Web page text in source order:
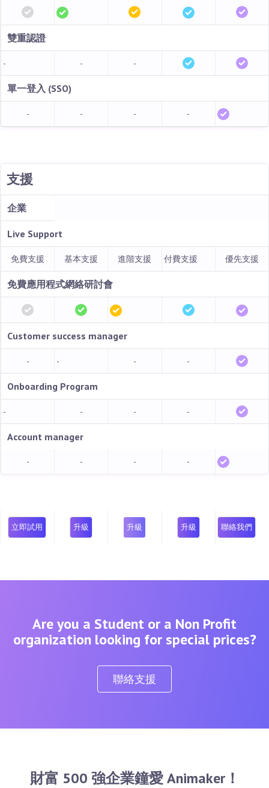
雙重認證
- - -
單一登入 (SSO)
- - - -
支援
企業
Live Support
免費支援 基本支援 進階支援 付費支援 優先支援
免費應用程式網絡研討會
Customer success manager
- - - -
Onboarding Program
- - - -
Account manager
- - - -
立即試用 升級 升級 升級 聯絡我們
Are you a Student or a Non Profit
organization looking for special prices?
聯絡支援
財富 500 強企業鐘愛 Animaker！